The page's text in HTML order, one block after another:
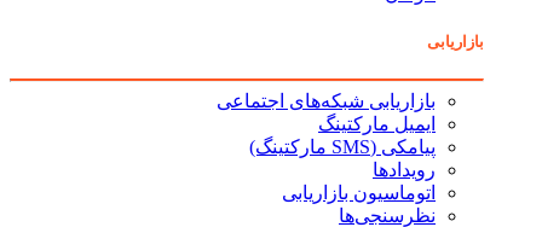
بازاریابی
بازاریابی شبکه‌های اجتماعی
ایمیل مارکتینگ
پیامکی (SMS مارکتینگ)
رویدادها
اتوماسیون بازاریابی
نظرسنجی‌ها